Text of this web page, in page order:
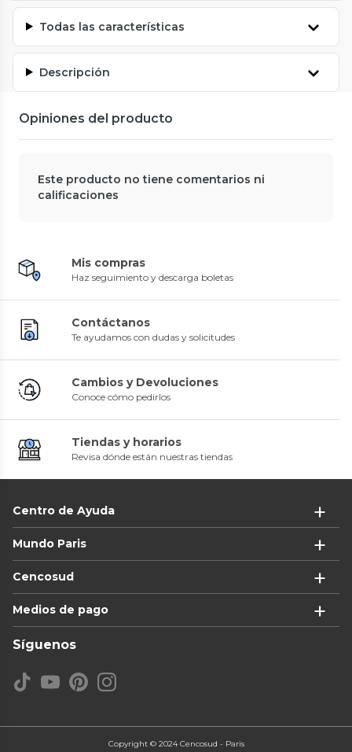
Todas las características
Descripción
Opiniones del producto
Este producto no tiene comentarios ni
calificaciones
Mis compras
Haz seguimiento y descarga boletas
Contáctanos
Te ayudamos con dudas y solicitudes
Cambios y Devoluciones
Conoce cómo pedirlos
Tiendas y horarios
Revisa dónde están nuestras tiendas
Centro de Ayuda
Mundo Paris
Cencosud
Medios de pago
Síguenos
Copyright © 2024 Cencosud - Paris